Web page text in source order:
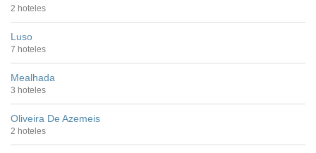
2 hoteles
Luso
7 hoteles
Mealhada
3 hoteles
Oliveira De Azemeis
2 hoteles